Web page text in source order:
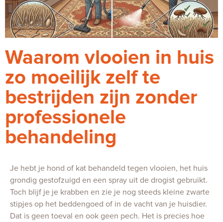
Waarom vlooien in huis
zo moeilijk zelf te
bestrijden zijn zonder
professionele
behandeling
Je hebt je hond of kat behandeld tegen vlooien, het huis
grondig gestofzuigd en een spray uit de drogist gebruikt.
Toch blijf je je krabben en zie je nog steeds kleine zwarte
stipjes op het beddengoed of in de vacht van je huisdier.
Dat is geen toeval en ook geen pech. Het is precies hoe